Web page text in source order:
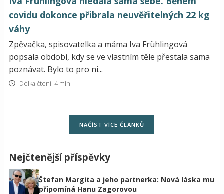
covidu dokonce přibrala neuvěřitelných 22 kg
váhy
Zpěvačka, spisovatelka a máma Iva Frühlingová
popsala období, kdy se ve vlastním těle přestala sama
poznávat. Bylo to pro ni...
Délka čtení: 4 min
NAČÍST VÍCE ČLÁNKŮ
Nejčtenější příspěvky
Štefan Margita a jeho partnerka: Nová láska mu
připomíná Hanu Zagorovou